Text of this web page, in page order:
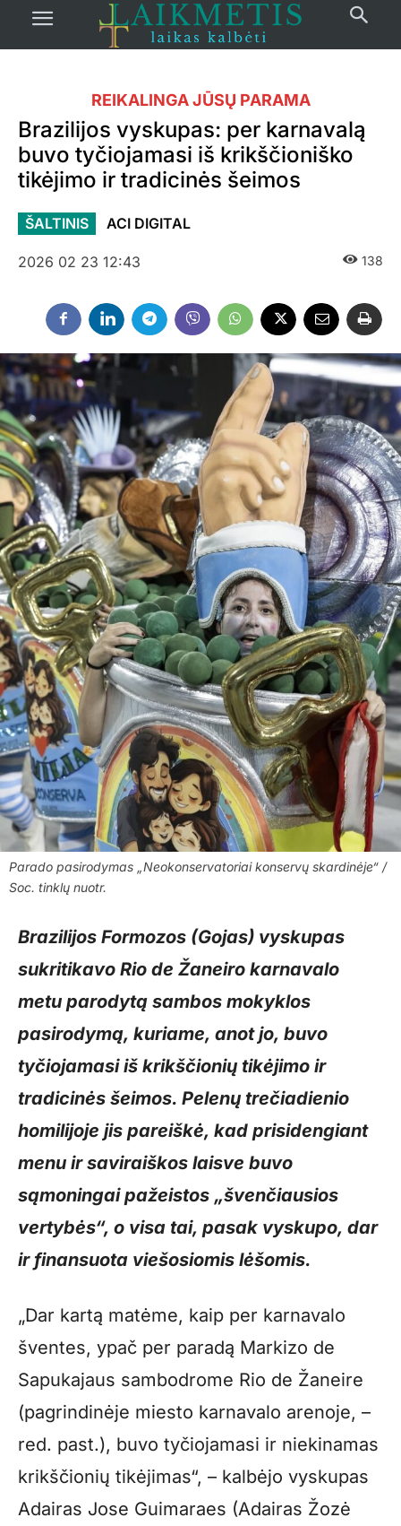
REIKALINGA JŪSŲ PARAMA
Brazilijos vyskupas: per karnavalą
buvo tyčiojamasi iš krikščioniško
tikėjimo ir tradicinės šeimos
ŠALTINIS ACI DIGITAL
2026 02 23 12:43 138
Parado pasirodymas „Neokonservatoriai konservų skardinėje“ /
Soc. tinklų nuotr.
Brazilijos Formozos (Gojas) vyskupas
sukritikavo Rio de Žaneiro karnavalo
metu parodytą sambos mokyklos
pasirodymą, kuriame, anot jo, buvo
tyčiojamasi iš krikščionių tikėjimo ir
tradicinės šeimos. Pelenų trečiadienio
homilijoje jis pareiškė, kad prisidengiant
menu ir saviraiškos laisve buvo
sąmoningai pažeistos „švenčiausios
vertybės“, o visa tai, pasak vyskupo, dar
ir finansuota viešosiomis lėšomis.
„Dar kartą matėme, kaip per karnavalo
šventes, ypač per paradą Markizo de
Sapukajaus sambodrome Rio de Žaneire
(pagrindinėje miesto karnavalo arenoje, –
red. past.), buvo tyčiojamasi ir niekinamas
krikščionių tikėjimas“, – kalbėjo vyskupas
Adairas Jose Guimaraes (Adairas Žozė